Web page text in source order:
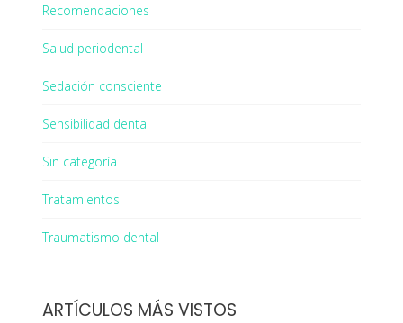
Recomendaciones
Salud periodental
Sedación consciente
Sensibilidad dental
Sin categoría
Tratamientos
Traumatismo dental
ARTÍCULOS MÁS VISTOS